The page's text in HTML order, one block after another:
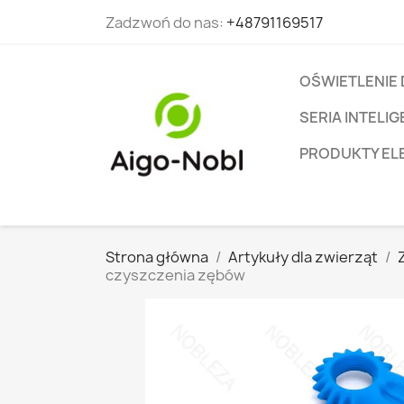
Zadzwoń do nas: +48791169517
OŚWIETLENIE
SERIA
PRODUKTY
Strona główna Artykuły dla zwierząt
czyszczenia zębów